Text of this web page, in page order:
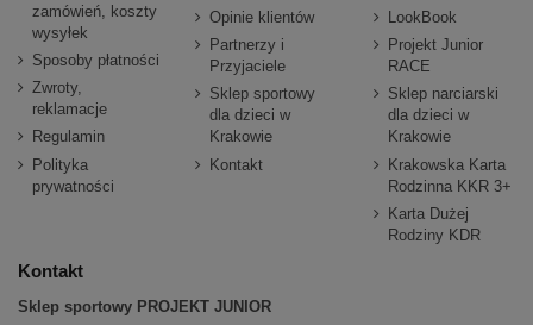
zamówień, koszty
wysyłek
Sposoby płatności
Zwroty,
reklamacje
Regulamin
Polityka
prywatności
Opinie klientów
Partnerzy i
Przyjaciele
Sklep sportowy
dla dzieci w
Krakowie
Kontakt
LookBook
Projekt Junior
RACE
Sklep narciarski
dla dzieci w
Krakowie
Krakowska Karta
Rodzinna KKR 3+
Karta Dużej
Rodziny KDR
Kontakt
Sklep sportowy PROJEKT JUNIOR